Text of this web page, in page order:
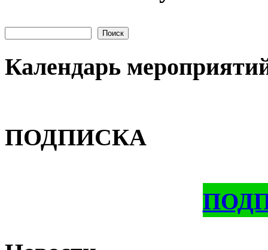
Календарь
ПОДПИСКА